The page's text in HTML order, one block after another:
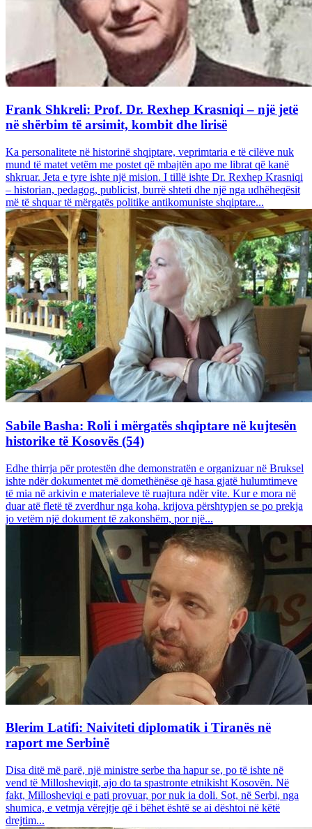
Frank Shkreli: Prof. Dr. Rexhep Krasniqi – një jetë
në shërbim të arsimit, kombit dhe lirisë
Ka personalitete në historinë shqiptare, veprimtaria e të cilëve nuk
mund të matet vetëm me postet që mbajtën apo me librat që kanë
shkruar. Jeta e tyre ishte një mision. I tillë ishte Dr. Rexhep Krasniqi
– historian, pedagog, publicist, burrë shteti dhe një nga udhëheqësit
më të shquar të mërgatës politike antikomuniste shqiptare...
Sabile Basha: Roli i mërgatës shqiptare në kujtesën
historike të Kosovës (54)
Edhe thirrja për protestën dhe demonstratën e organizuar në Bruksel
ishte ndër dokumentet më domethënëse që hasa gjatë hulumtimeve
të mia në arkivin e materialeve të ruajtura ndër vite. Kur e mora në
duar atë fletë të zverdhur nga koha, krijova përshtypjen se po prekja
jo vetëm një dokument të zakonshëm, por një...
Blerim Latifi: Naiviteti diplomatik i Tiranës në
raport me Serbinë
Disa ditë më parë, një ministre serbe tha hapur se, po të ishte në
vend të Millosheviqit, ajo do ta spastronte etnikisht Kosovën. Në
fakt, Millosheviqi e pati provuar, por nuk ia doli. Sot, në Serbi, nga
shumica, e vetmja vërejtje që i bëhet është se ai dështoi në këtë
drejtim...